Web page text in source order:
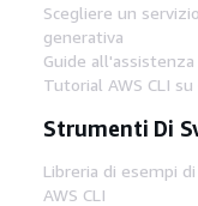
Scegliere un
generativa
Guide all'assistenza
Tutorial AWS CLI su
Strumenti Di
Libreria di esempi di
AWS CLI